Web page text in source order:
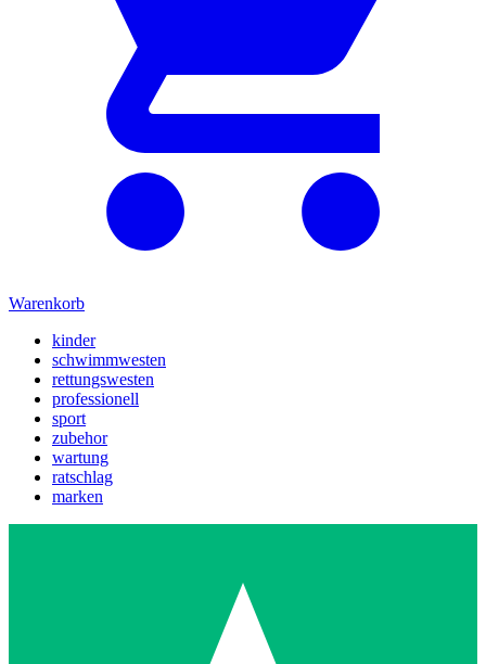
Warenkorb
kinder
schwimmwesten
rettungswesten
professionell
sport
zubehor
wartung
ratschlag
marken